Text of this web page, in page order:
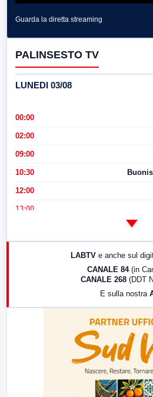
Guarda la diretta streaming
PALINSESTO TV
LUNEDI 03/08
00:00
02:00
09:00
10:30
12:00
13:00
LABTV e anche sul
CANALE 84 (in
CANALE 268 (DDT
E sulla nostra